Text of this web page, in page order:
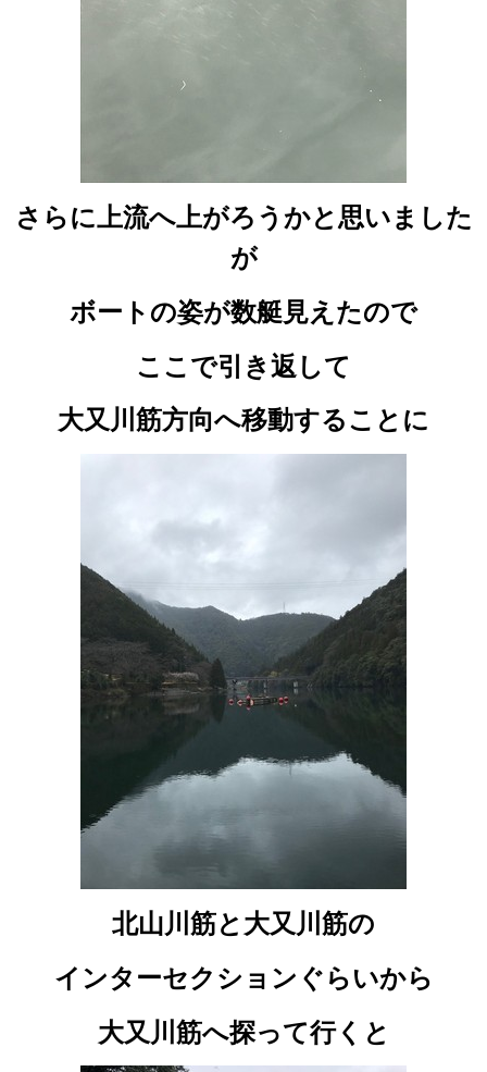
さらに上流へ上がろうかと思いました
が
ボートの姿が数艇見えたので
ここで引き返して
大又川筋方向へ移動することに
北山川筋と大又川筋の
インターセクションぐらいから
大又川筋へ探って行くと